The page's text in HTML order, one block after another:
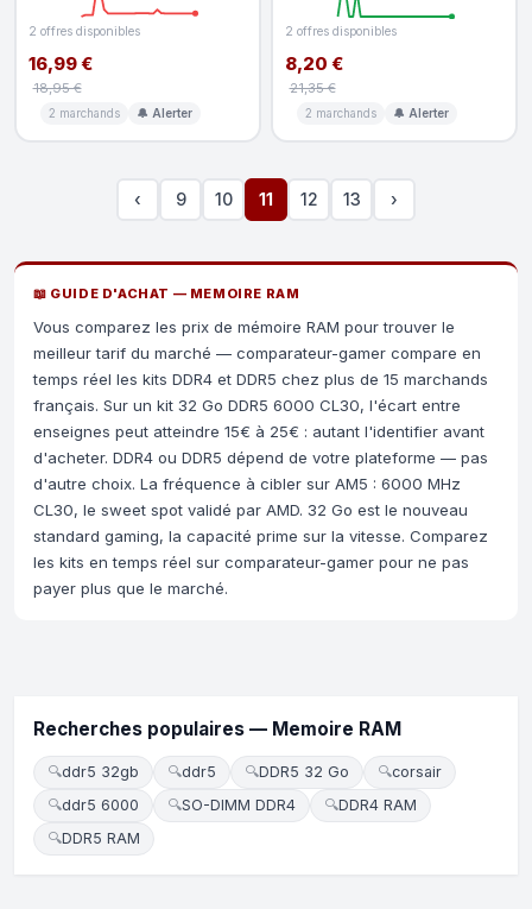
2 offres disponibles
16,99 €
18,95 €
2 marchands 🔔 Alerter
2 offres disponibles
8,20 €
21,35 €
2 marchands 🔔 Alerter
‹ 9 10 11 12 13 ›
📖 GUIDE D'ACHAT — MEMOIRE RAM
Vous comparez les prix de mémoire RAM pour trouver le
meilleur tarif du marché — comparateur-gamer compare en
temps réel les kits DDR4 et DDR5 chez plus de 15 marchands
français. Sur un kit 32 Go DDR5 6000 CL30, l'écart entre
enseignes peut atteindre 15€ à 25€ : autant l'identifier avant
d'acheter. DDR4 ou DDR5 dépend de votre plateforme — pas
d'autre choix. La fréquence à cibler sur AM5 : 6000 MHz
CL30, le sweet spot validé par AMD. 32 Go est le nouveau
standard gaming, la capacité prime sur la vitesse. Comparez
les kits en temps réel sur comparateur-gamer pour ne pas
payer plus que le marché.
Recherches populaires — Memoire RAM
🔍ddr5 32gb 🔍ddr5 🔍DDR5 32 Go 🔍corsair
🔍ddr5 6000 🔍SO-DIMM DDR4 🔍DDR4 RAM
🔍DDR5 RAM